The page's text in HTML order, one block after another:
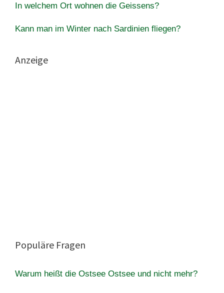
In welchem Ort wohnen die Geissens?
Kann man im Winter nach Sardinien fliegen?
Anzeige
Populäre Fragen
Warum heißt die Ostsee Ostsee und nicht mehr?